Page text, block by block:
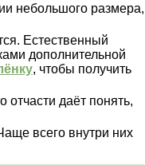
небольшого размера,
Естественный
дополнительной
, чтобы получить
даёт понять,
всего внутри них